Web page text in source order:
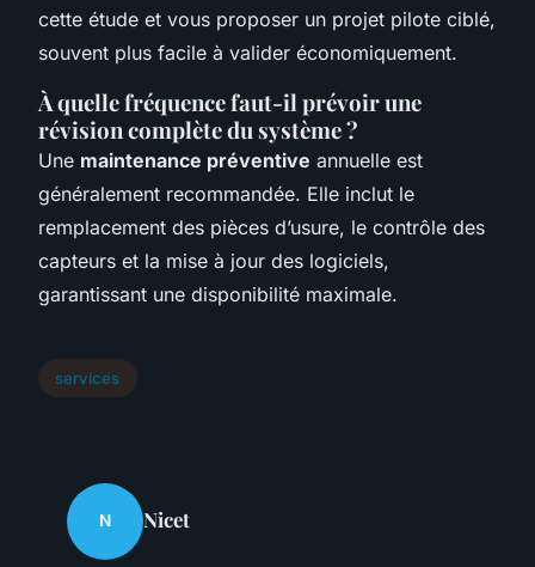
cette étude et vous proposer un projet pilote ciblé,
souvent plus facile à valider économiquement.
À quelle fréquence faut-il prévoir une
révision complète du système ?
Une maintenance préventive annuelle est
généralement recommandée. Elle inclut le
remplacement des pièces d’usure, le contrôle des
capteurs et la mise à jour des logiciels,
garantissant une disponibilité maximale.
services
N Nicet